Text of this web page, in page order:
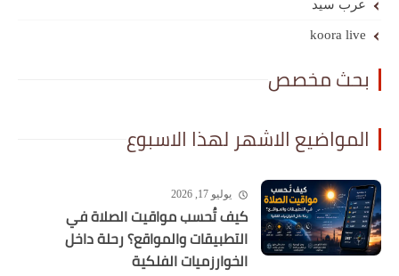
عرب سيد
koora live
بحث مخصص
المواضيع الاشهر لهذا الاسبوع
يوليو 17, 2026
كيف تُحسب مواقيت الصلاة في
التطبيقات والمواقع؟ رحلة داخل
الخوارزميات الفلكية